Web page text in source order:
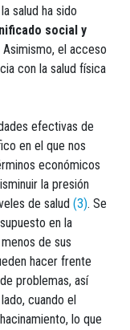
salud ha sido
social y
Asimismo, el acceso
con la salud física
efectivas de
en el que nos
económicos
la presión
de salud (3). Se
en la
de sus
hacer frente
problemas, así
cuando el
lo que